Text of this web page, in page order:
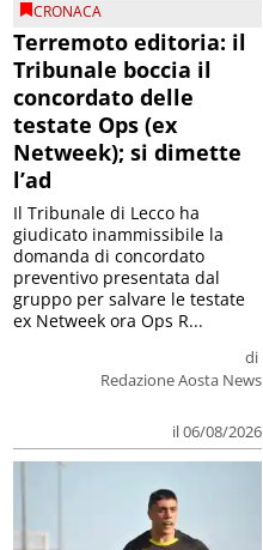
CRONACA
Terremoto editoria: il
Tribunale boccia il
concordato delle
testate Ops (ex
Netweek); si dimette
l’ad
di
Redazione Aosta News
il 06/08/2026
Il Tribunale di Lecco ha
giudicato inammissibile la
domanda di concordato
preventivo presentata dal
gruppo per salvare le testate
ex Netweek ora Ops R...